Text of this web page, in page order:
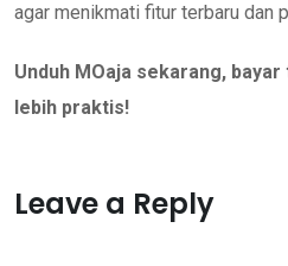
agar menikmati fitur terbaru dan
Unduh MOaja sekarang,
lebih praktis!
Leave a Reply